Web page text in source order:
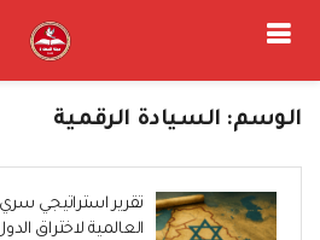
الوسم: السيادة الرقمية
تقرير استراتيجي
العالمية لاختراق